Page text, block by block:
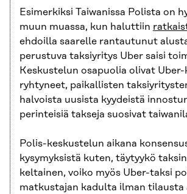
Esimerkiksi Taiwanissa Polista on
muun muassa, kun haluttiin
ehdoilla saarelle rantautunut
perustuva taksiyritys Uber saisi
Keskustelun osapuolia olivat
ryhtyneet, paikallisten
halvoista uusista kyydeistä
perinteisiä takseja suosivat
Polis-keskustelun aikana
kysymyksistä kuten, täytyykö
keltainen, voiko myös Uber-taksi
matkustajan kadulta ilman